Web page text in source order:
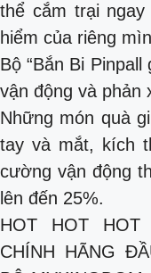
thể cắm trại
hiểm của riêng
Bộ “Bắn Bi
vận động và phản
Những món quà
tay và mắt, kích
cường vận động
lên đến 25%.
HOT HOT HOT
CHÍNH HÃNG